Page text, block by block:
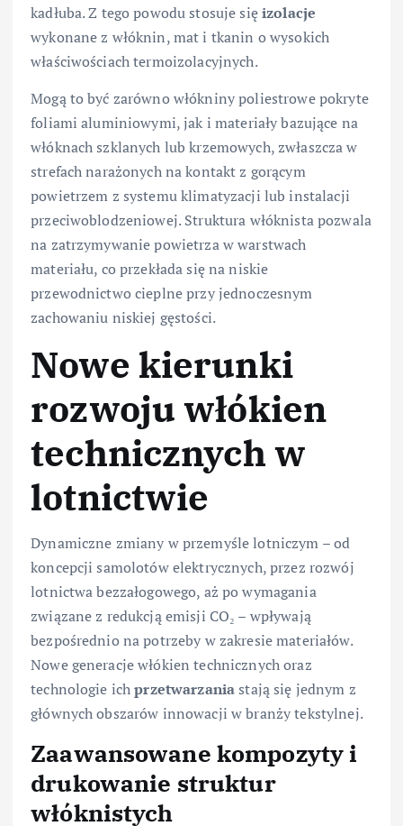
kadłuba. Z tego powodu stosuje sięizolacje
wykonane z włóknin, mat i tkanin o wysokich
właściwościach termoizolacyjnych.
Mogą to być zarówno włókniny poliestrowe pokryte
foliami aluminiowymi, jak i materiały bazujące na
włóknach szklanych lub krzemowych, zwłaszcza w
strefach narażonych na kontakt z gorącym
powietrzem z systemu klimatyzacji lub instalacji
przeciwoblodzeniowej. Struktura włóknista pozwala
na zatrzymywanie powietrza w warstwach
materiału, co przekłada się na niskie
przewodnictwo cieplne przy jednoczesnym
zachowaniu niskiej gęstości.
Nowe kierunki
rozwoju włókien
technicznych w
lotnictwie
Dynamiczne zmiany w przemyśle lotniczym – od
koncepcji samolotów elektrycznych, przez rozwój
lotnictwa bezzałogowego, aż po wymagania
związane z redukcją emisji CO₂ – wpływają
bezpośrednio na potrzeby w zakresie materiałów.
Nowe generacje włókien technicznych oraz
technologie ichprzetwarzaniastają się jednym z
głównych obszarów innowacji w branży tekstylnej.
Zaawansowane kompozyty i
drukowanie struktur
włóknistych